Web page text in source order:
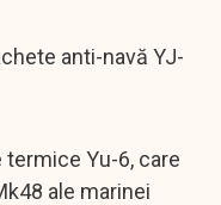
anti-navă YJ-
Yu-6, care
ale marinei